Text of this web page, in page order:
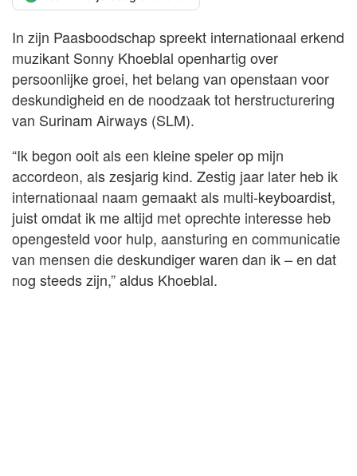
In zijn Paasboodschap spreekt internationaal erkend
muzikant Sonny Khoeblal openhartig over
persoonlijke groei, het belang van openstaan voor
deskundigheid en de noodzaak tot herstructurering
van Surinam Airways (SLM).
“Ik begon ooit als een kleine speler op mijn
accordeon, als zesjarig kind. Zestig jaar later heb ik
internationaal naam gemaakt als multi-keyboardist,
juist omdat ik me altijd met oprechte interesse heb
opengesteld voor hulp, aansturing en communicatie
van mensen die deskundiger waren dan ik – en dat
nog steeds zijn,” aldus Khoeblal.